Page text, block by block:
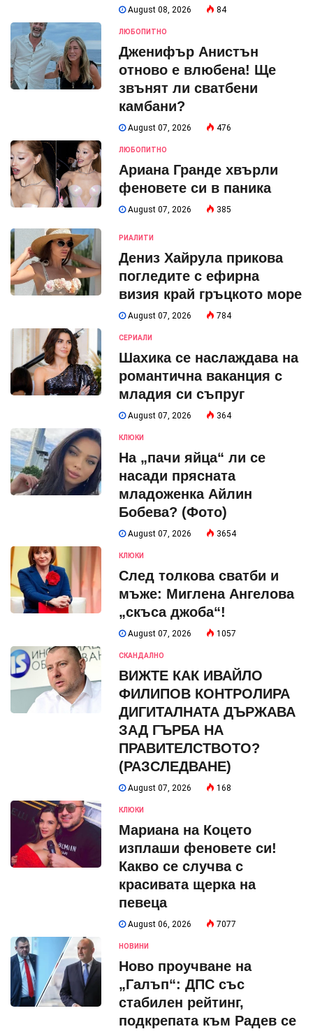
August 08, 2026 84
ЛЮБОПИТНО
Дженифър Анистън
отново е влюбена! Ще
звънят ли сватбени
камбани?
August 07, 2026 476
ЛЮБОПИТНО
Ариана Гранде хвърли
феновете си в паника
August 07, 2026 385
РИАЛИТИ
Дениз Хайрула прикова
погледите с ефирна
визия край гръцкото море
August 07, 2026 784
СЕРИАЛИ
Шахика се наслаждава на
романтична ваканция с
младия си съпруг
August 07, 2026 364
КЛЮКИ
На „пачи яйца“ ли се
насади прясната
младоженка Айлин
Бобева? (Фото)
August 07, 2026 3654
КЛЮКИ
След толкова сватби и
мъже: Миглена Ангелова
„скъса джоба“!
August 07, 2026 1057
СКАНДАЛНО
ВИЖТЕ КАК ИВАЙЛО
ФИЛИПОВ КОНТРОЛИРА
ДИГИТАЛНАТА ДЪРЖАВА
ЗАД ГЪРБА НА
ПРАВИТЕЛСТВОТО?
(РАЗСЛЕДВАНЕ)
August 07, 2026 168
КЛЮКИ
Мариана на Коцето
изплаши феновете си!
Какво се случва с
красивата щерка на
певеца
August 06, 2026 7077
НОВИНИ
Ново проучване на
„Галъп“: ДПС със
стабилен рейтинг,
подкрепата към Радев се